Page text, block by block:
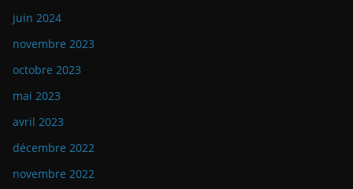
juin 2024
novembre 2023
octobre 2023
mai 2023
avril 2023
décembre 2022
novembre 2022